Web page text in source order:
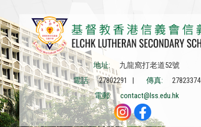
地址:
九龍窩打老道52號
電話:
27802291 | 傳真:
27823374
電郵:
contact@lss.edu.hk